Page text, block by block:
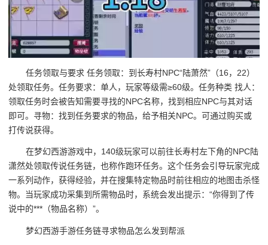
任务领取与要求 任务领取：到长寿村NPC“陆萧然”（16，22）
处领取任务。任务要求：单人，玩家等级需≥60级。任务种类 找人：
领取任务时会被告知需要寻找的NPC名称，找到相应NPC与其对话
即可。寻物：找到任务要求的物品，给予相关NPC。可通过购买或
打传说获得。
在梦幻西游游戏中，140级玩家可以前往长寿村左下角的NPC陆
潇然处领取传说任务链，也称作跑环任务。这个任务会引导玩家完成
一系列动作，获得经验，并在搜集特定物品时前往相应的地图击杀怪
物。当玩家成功采集到所需物品时，系统会发出提示：“你得到了传
说中的***（物品名称）”。
梦幻西游手游任务链寻求物品怎么发到帮派